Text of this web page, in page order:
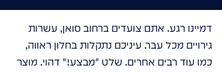
דמיינו רגע. אתם צועדים ברחוב סואן, עשרות
גירויים מכל עבר. עיניכם נתקלות בחלון ראווה,
כמו עוד רבים אחרים. שלט "מבצע!" דהוי. מוצר